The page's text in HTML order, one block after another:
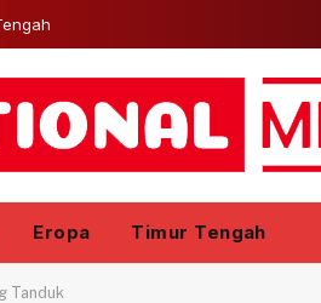
Eropa Timur Tengah
Tanduk